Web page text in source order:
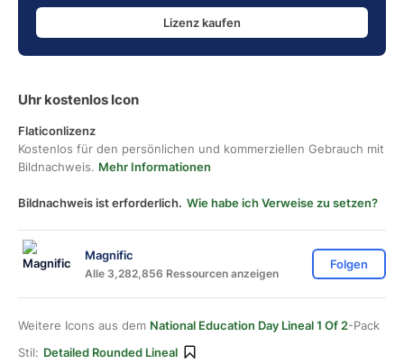
Lizenz kaufen
Uhr kostenlos Icon
Flaticonlizenz
Kostenlos für den persönlichen und kommerziellen Gebrauch mit
Bildnachweis. Mehr Informationen
Bildnachweis ist erforderlich. Wie habe ich Verweise zu setzen?
Magnific
Alle 3,282,856 Ressourcen anzeigen
Folgen
Weitere Icons aus dem National Education Day Lineal 1 Of 2-Pack
Stil: Detailed Rounded Lineal